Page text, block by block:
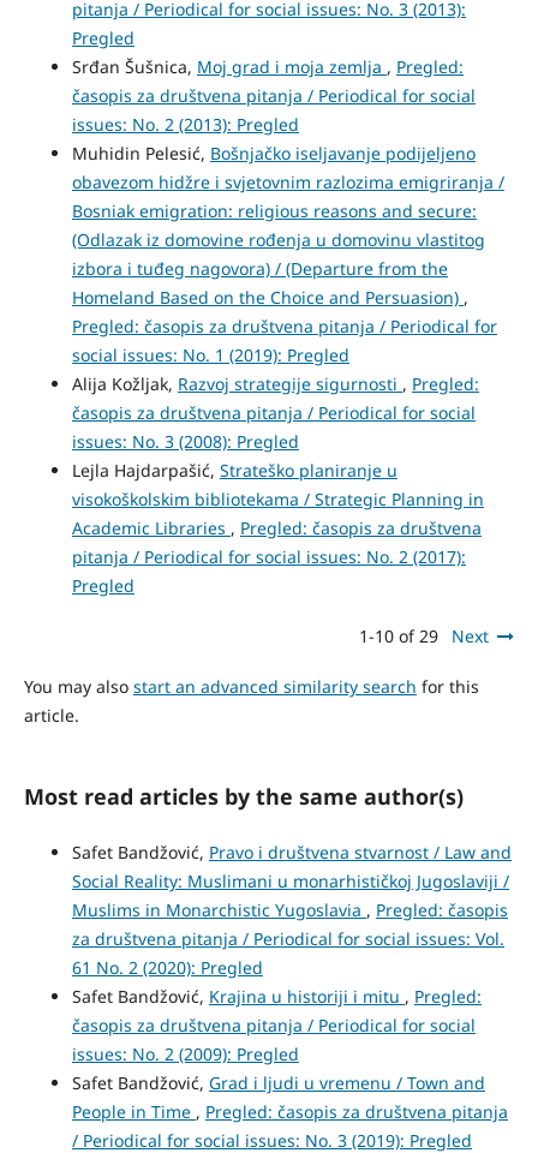
pitanja / Periodical for social issues: No. 3 (2013):
Pregled
Srđan Šušnica, Moj grad i moja zemlja , Pregled:
časopis za društvena pitanja / Periodical for social
issues: No. 2 (2013): Pregled
Muhidin Pelesić, Bošnjačko iseljavanje podijeljeno
obavezom hidžre i svjetovnim razlozima emigriranja /
Bosniak emigration: religious reasons and secure:
(Odlazak iz domovine rođenja u domovinu vlastitog
izbora i tuđeg nagovora) / (Departure from the
Homeland Based on the Choice and Persuasion) ,
Pregled: časopis za društvena pitanja / Periodical for
social issues: No. 1 (2019): Pregled
Alija Kožljak, Razvoj strategije sigurnosti , Pregled:
časopis za društvena pitanja / Periodical for social
issues: No. 3 (2008): Pregled
Lejla Hajdarpašić, Strateško planiranje u
visokoškolskim bibliotekama / Strategic Planning in
Academic Libraries , Pregled: časopis za društvena
pitanja / Periodical for social issues: No. 2 (2017):
Pregled
1-10 of 29 Next
You may also start an advanced similarity search for this
article.
Most read articles by the same author(s)
Safet Bandžović, Pravo i društvena stvarnost / Law and
Social Reality: Muslimani u monarhističkoj Jugoslaviji /
Muslims in Monarchistic Yugoslavia , Pregled: časopis
za društvena pitanja / Periodical for social issues: Vol.
61 No. 2 (2020): Pregled
Safet Bandžović, Krajina u historiji i mitu , Pregled:
časopis za društvena pitanja / Periodical for social
issues: No. 2 (2009): Pregled
Safet Bandžović, Grad i ljudi u vremenu / Town and
People in Time , Pregled: časopis za društvena pitanja
/ Periodical for social issues: No. 3 (2019): Pregled